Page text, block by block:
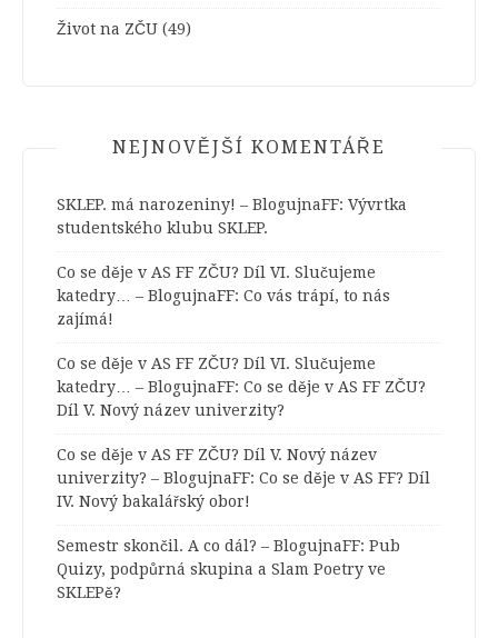
Život na ZČU (49)
NEJNOVĚJŠÍ KOMENTÁŘE
SKLEP. má narozeniny! – BlogujnaFF: Vývrtka
studentského klubu SKLEP.
Co se děje v AS FF ZČU? Díl VI. Slučujeme
katedry… – BlogujnaFF: Co vás trápí, to nás
zajímá!
Co se děje v AS FF ZČU? Díl VI. Slučujeme
katedry… – BlogujnaFF: Co se děje v AS FF ZČU?
Díl V. Nový název univerzity?
Co se děje v AS FF ZČU? Díl V. Nový název
univerzity? – BlogujnaFF: Co se děje v AS FF? Díl
IV. Nový bakalářský obor!
Semestr skončil. A co dál? – BlogujnaFF: Pub
Quizy, podpůrná skupina a Slam Poetry ve
SKLEPě?